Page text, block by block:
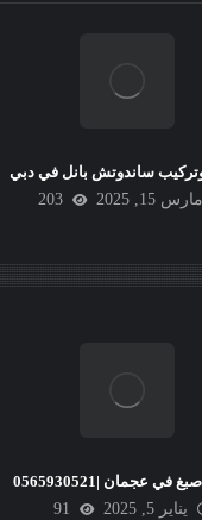
ساندوتش بانل في دبي
مارس 15, 2025
203
في عجمان |0565930521
يناير 5, 2025
91